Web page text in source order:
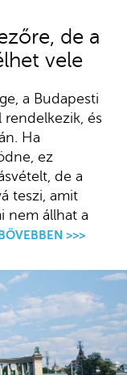
de a
vele
a Budapesti
rendelkezik, és
Ha
ez
de a
teszi, amit
nem állhat a
BŐVEBBEN >>>